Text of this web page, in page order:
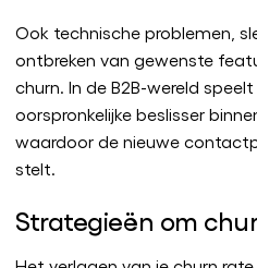
Ook technische problemen,
ontbreken van gewenste
churn. In de B2B-wereld
oorspronkelijke beslisser
waardoor de nieuwe
stelt.
Strategieën om